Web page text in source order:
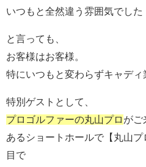
いつもと全然違う雰囲気でした
と言っても、
お客様はお客様。
特にいつもと変わらずキャディ
特別ゲストとして、
プロゴルファーの丸山プロ がご
あるショートホールで【丸山
目で